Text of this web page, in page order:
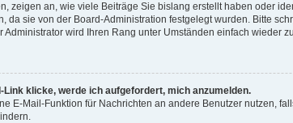
zeigen an, wie viele Beiträge Sie bislang erstellt haben oder
da sie von der Board-Administration festgelegt wurden. Bitte
wird Ihren Rang unter Umständen einfach wieder
Link klicke, werde ich aufgefordert, mich anzumelden.
E-Mail-Funktion für Nachrichten an andere Benutzer nutzen,